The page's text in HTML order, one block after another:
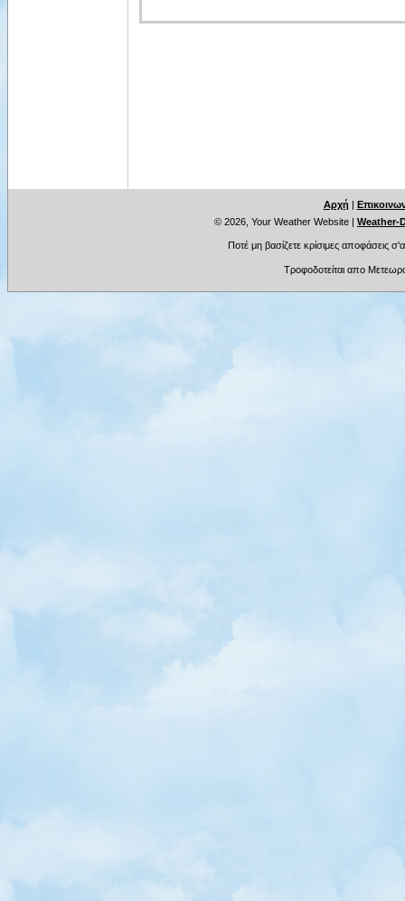
Αρχή |
© 2026, Your Weather Website | Weather-
Ποτέ μη βασίζετε κρίσιμες αποφάσεις
Τροφοδοτείται απο